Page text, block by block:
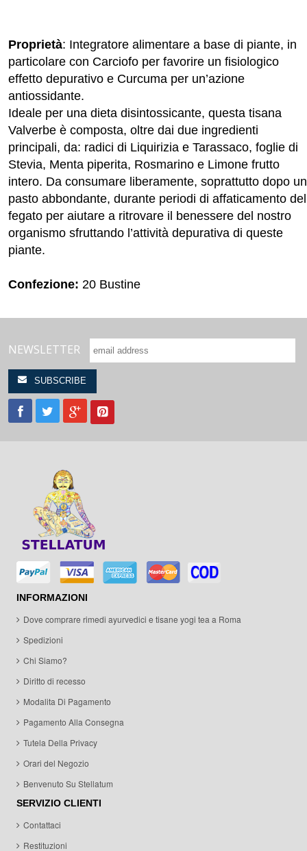
Proprietà: Integratore alimentare a base di piante, in
particolare con Carciofo per favorire un fisiologico
effetto depurativo e Curcuma per un’azione
antiossidante.
Ideale per una dieta disintossicante, questa tisana
Valverbe è composta, oltre dai due ingredienti
principali, da: radici di Liquirizia e Tarassaco, foglie di
Stevia, Menta piperita, Rosmarino e Limone frutto
intero. Da consumare liberamente, soprattutto dopo un
pasto abbondante, durante periodi di affaticamento del
fegato per aiutare a ritrovare il benessere del nostro
organismo sfruttando l’attività depurativa di queste
piante.
Confezione: 20 Bustine
NEWSLETTER
INFORMAZIONI
Dove comprare rimedi ayurvedici e tisane yogi tea a Roma
Spedizioni
Chi Siamo?
Diritto di recesso
Modalita Di Pagamento
Pagamento Alla Consegna
Tutela Della Privacy
Orari del Negozio
Benvenuto Su Stellatum
SERVIZIO CLIENTI
Contattaci
Restituzioni